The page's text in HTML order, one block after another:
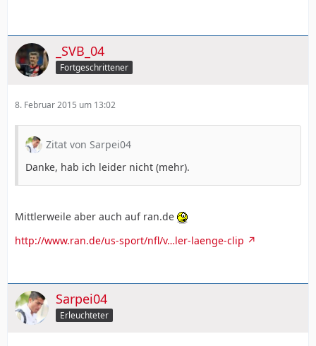
_SVB_04
Fortgeschrittener
8. Februar 2015 um 13:02
Zitat von Sarpei04
Danke, hab ich leider nicht (mehr).
Mittlerweile aber auch auf ran.de
http://www.ran.de/us-sport/nfl/v…ler-laenge-clip
Sarpei04
Erleuchteter